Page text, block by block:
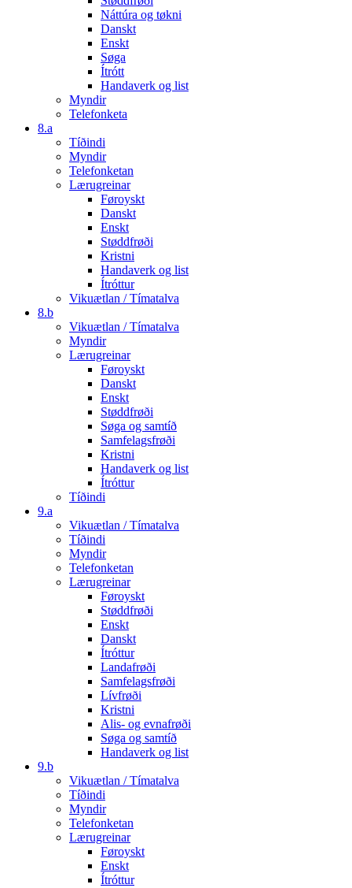
Náttúra og tøkni
Danskt
Enskt
Søga
Ítrótt
Handaverk og list
Myndir
Telefonketa
8.a
Tíðindi
Myndir
Telefonketan
Lærugreinar
Føroyskt
Danskt
Enskt
Støddfrøði
Kristni
Handaverk og list
Ítróttur
Vikuætlan / Tímatalva
8.b
Vikuætlan / Tímatalva
Myndir
Lærugreinar
Føroyskt
Danskt
Enskt
Støddfrøði
Søga og samtíð
Samfelagsfrøði
Kristni
Handaverk og list
Ítróttur
Tíðindi
9.a
Vikuætlan / Tímatalva
Tíðindi
Myndir
Telefonketan
Lærugreinar
Føroyskt
Støddfrøði
Enskt
Danskt
Ítróttur
Landafrøði
Samfelagsfrøði
Lívfrøði
Kristni
Alis- og evnafrøði
Søga og samtíð
Handaverk og list
9.b
Vikuætlan / Tímatalva
Tíðindi
Myndir
Telefonketan
Lærugreinar
Føroyskt
Enskt
Ítróttur